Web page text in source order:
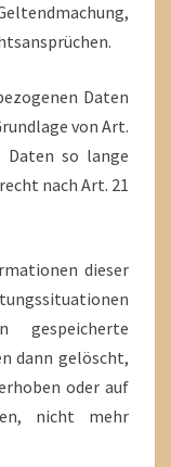
Daten
von Art.
Daten so lange
nach Art. 21
dieser
gespeicherte
dann gelöscht,
oder auf
nicht mehr